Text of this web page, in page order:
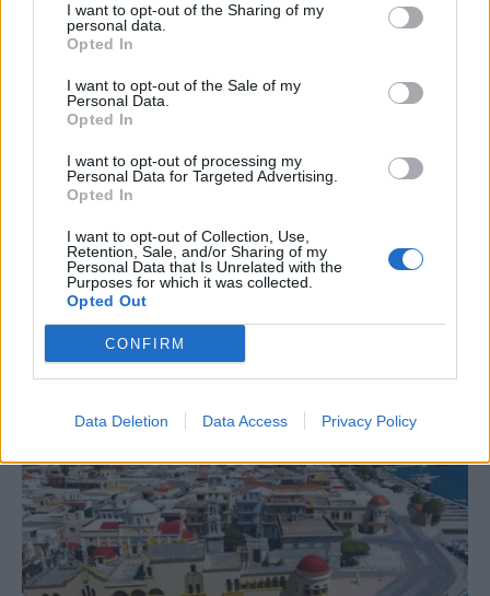
I want to opt-out of the Sharing of my
personal data.
Opted In
I want to opt-out of the Sale of my
Personal Data.
Opted In
I want to opt-out of processing my
Personal Data for Targeted Advertising.
Opted In
I want to opt-out of Collection, Use,
Retention, Sale, and/or Sharing of my
Personal Data that Is Unrelated with the
Purposes for which it was collected.
Opted Out
CONFIRM
Data Deletion Data Access Privacy Policy
ανταγωνιστικός» (ηχητικό)
ΔΕΘ 2026: Τα αιτήματα της αγοράς προς την
κυβέρνηση – Οι προτάσεις για φόρους, επενδύσεις και
ρευστότητα